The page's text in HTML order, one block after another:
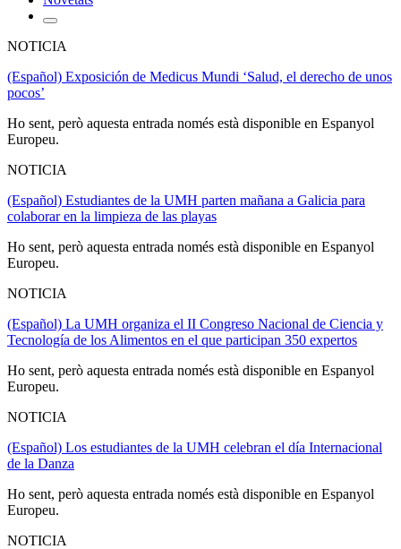
NOTICIA
(Español) Exposición de Medicus Mundi ‘Salud, el derecho de unos
pocos’
Ho sent, però aquesta entrada només està disponible en Espanyol
Europeu.
NOTICIA
(Español) Estudiantes de la UMH parten mañana a Galicia para
colaborar en la limpieza de las playas
Ho sent, però aquesta entrada només està disponible en Espanyol
Europeu.
NOTICIA
(Español) La UMH organiza el II Congreso Nacional de Ciencia y
Tecnología de los Alimentos en el que participan 350 expertos
Ho sent, però aquesta entrada només està disponible en Espanyol
Europeu.
NOTICIA
(Español) Los estudiantes de la UMH celebran el día Internacional
de la Danza
Ho sent, però aquesta entrada només està disponible en Espanyol
Europeu.
NOTICIA